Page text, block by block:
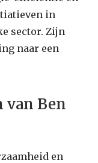
in
sector. Zijn
naar een
van Ben
en